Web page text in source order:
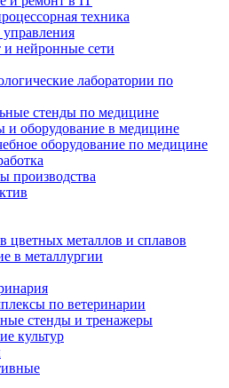
техника
и нейронные сети
лаборатории по
стенды по медицине
и оборудование в медицине
оборудование по медицине
производства
цветных металлов и сплавов
в металлургии
по ветеринарии
стенды и тренажеры
культур